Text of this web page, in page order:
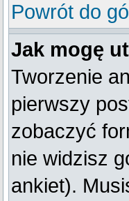
Powrót do
Jak mogę
Tworzenie
pierwszy
zobaczyć
nie widzisz
ankiet).